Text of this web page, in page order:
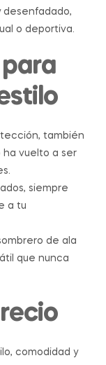
desenfadado,
o deportiva.
también
ha vuelto a ser
siempre
a tu
de ala
que nunca
comodidad y